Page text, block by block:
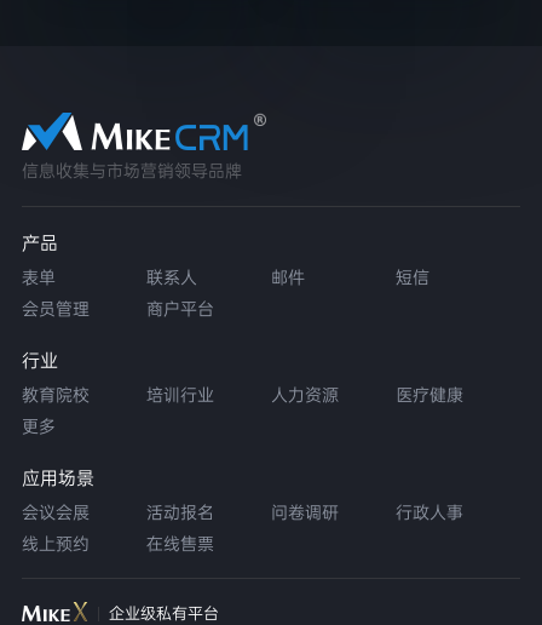
信息收集与市场营销领导品牌
产品
表单 联系人 邮件
短信
会员管理
商户平台
行业
教育院校 培训行业 人力资源
医疗健康
更多
应用场景
会议会展 活动报名 问卷调研
行政人事
线上预约
在线售票
企业级私有平台